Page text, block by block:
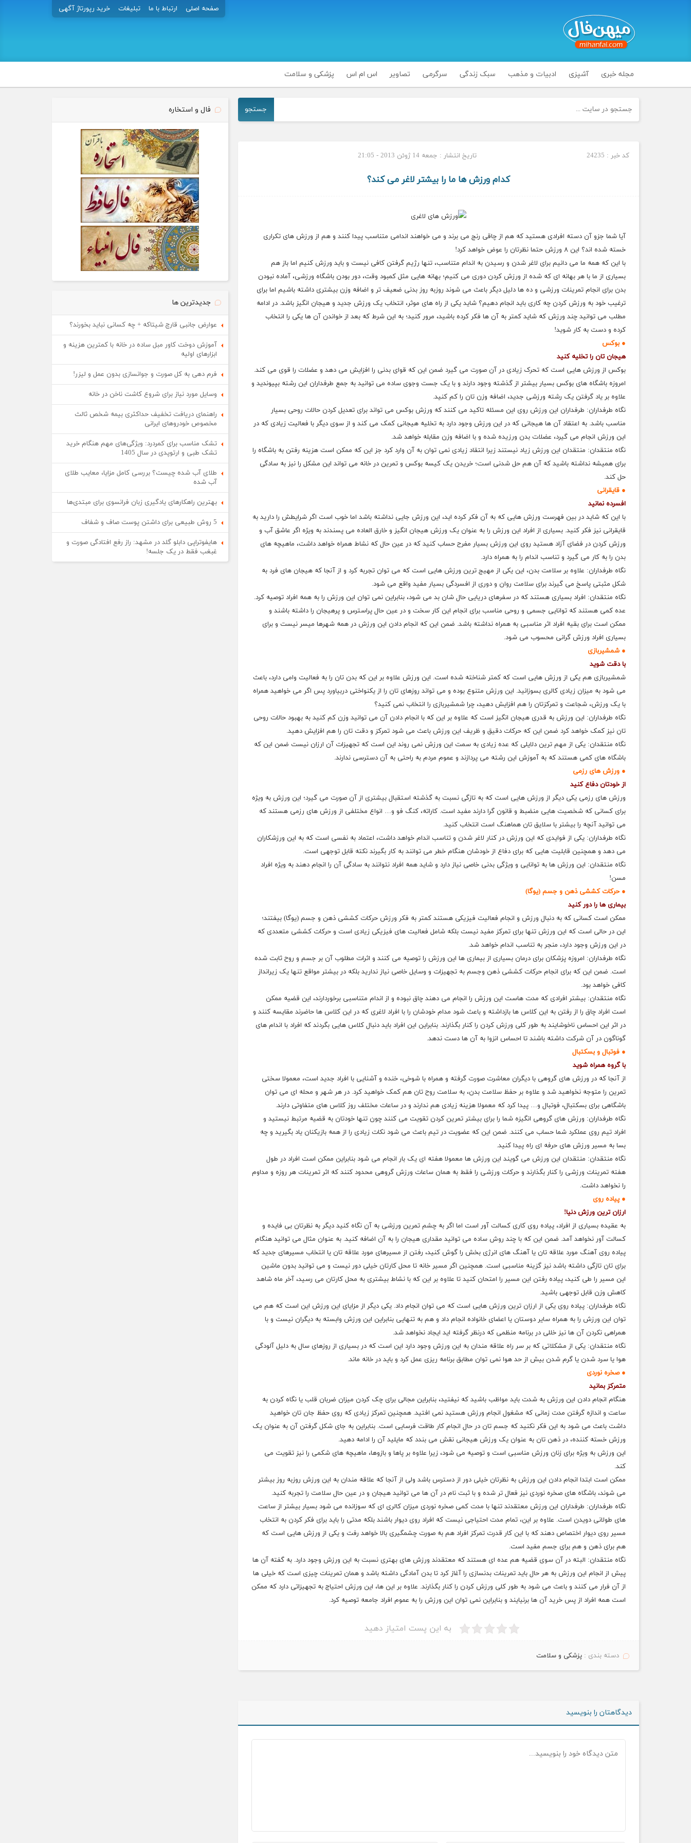
صفحه اصلی ارتباط با ما تبلیغات خرید رپورتاژ آگهی
مجله خبری آشپزی ادبیات و مذهب سبک زندگی سرگرمی تصاویر اس ام اس پزشکی و سلامت
جستجو
کد خبر : 24235 تاریخ انتشار : جمعه 14 ژوئن 2013 - 21:05
کدام ورزش ها ما را بیشتر لاغر می کند؟
آیا شما جزو آن دسته افرادی هستید که هم از چاقی رنج می برند و می خواهند اندامی متناسب پیدا کنند و هم از ورزش های تکراری
خسته شده اند؟ این ۸ ورزش حتما نظرتان را عوض خواهد کرد!
با این که همه ما می دانیم برای لاغر شدن و رسیدن به اندام متناسب، تنها رژیم گرفتن کافی نیست و باید ورزش کنیم اما باز هم
بسیاری از ما با هر بهانه ای که شده از ورزش کردن دوری می کنیم؛ بهانه هایی مثل کمبود وقت، دور بودن باشگاه ورزشی، آماده نبودن
بدن برای انجام تمرینات ورزشی و ده ها دلیل دیگر باعث می شوند روزبه روز بدنی ضعیف تر و اضافه وزن بیشتری داشته باشیم اما برای
ترغیب خود به ورزش کردن چه کاری باید انجام دهیم؟ شاید یکی از راه های موثر، انتخاب یک ورزش جدید و هیجان انگیز باشد. در ادامه
مطلب می توانید چند ورزش که شاید کمتر به آن ها فکر کرده باشید، مرور کنید؛ به این شرط که بعد از خواندن آن ها یکی را انتخاب
کرده و دست به کار شوید!
● بوکس
هیجان تان را تخلیه کنید
بوکس از ورزش هایی است که تحرک زیادی در آن صورت می گیرد ضمن این که قوای بدنی را افزایش می دهد و عضلات را قوی می کند.
امروزه باشگاه های بوکس بسیار بیشتر از گذشته وجود دارند و با یک جست وجوی ساده می توانید به جمع طرفداران این رشته بپیوندید و
علاوه بر یاد گرفتن یک رشته ورزشی جدید، اضافه وزن تان را کم کنید.
نگاه طرفداران: طرفداران این ورزش روی این مسئله تاکید می کنند که ورزش بوکس می تواند برای تعدیل کردن حالات روحی بسیار
مناسب باشد. به اعتقاد آن ها هیجانی که در این ورزش وجود دارد به تخلیه هیجانی کمک می کند و از سوی دیگر با فعالیت زیادی که در
این ورزش انجام می گیرد، عضلات بدن ورزیده شده و با اضافه وزن مقابله خواهد شد.
نگاه منتقدان: منتقدان این ورزش زیاد نیستند زیرا انتقاد زیادی نمی توان به آن وارد کرد جز این که ممکن است هزینه رفتن به باشگاه را
برای همیشه نداشته باشید که آن هم حل شدنی است؛ خریدن یک کیسه بوکس و تمرین در خانه می تواند این مشکل را نیز به سادگی
حل کند.
● قایقرانی
افسرده نمانید
با این که شاید در بین فهرست ورزش هایی که به آن فکر کرده اید، این ورزش جایی نداشته باشد اما خوب است اگر شرایطش را دارید به
قایقرانی نیز فکر کنید. بسیاری از افراد این ورزش را به عنوان یک ورزش هیجان انگیز و خارق العاده می پسندند به ویژه اگر عاشق آب و
ورزش کردن در فضای آزاد هستید روی این ورزش بسیار مفرح حساب کنید که در عین حال که نشاط همراه خواهد داشت، ماهیچه های
بدن را به کار می گیرد و تناسب اندام را به همراه دارد.
نگاه طرفداران: علاوه بر سلامت بدن، این یکی از مهیج ترین ورزش هایی است که می توان تجربه کرد و از آنجا که هیجان های فرد به
شکل مثبتی پاسخ می گیرند برای سلامت روان و دوری از افسردگی بسیار مفید واقع می شود.
نگاه منتقدان: افراد بسیاری هستند که در سفرهای دریایی حال شان بد می شود، بنابراین نمی توان این ورزش را به همه افراد توصیه کرد.
عده کمی هستند که توانایی جسمی و روحی مناسب برای انجام این کار سخت و در عین حال پراسترس و پرهیجان را داشته باشند و
ممکن است برای بقیه افراد اثر مناسبی به همراه نداشته باشد. ضمن این که انجام دادن این ورزش در همه شهرها میسر نیست و برای
بسیاری افراد ورزش گرانی محسوب می شود.
● شمشیربازی
با دقت شوید
شمشیربازی هم یکی از ورزش هایی است که کمتر شناخته شده است. این ورزش علاوه بر این که بدن تان را به فعالیت وامی دارد، باعث
می شود به میزان زیادی کالری بسوزانید. این ورزش متنوع بوده و می تواند روزهای تان را از یکنواختی دربیاورد پس اگر می خواهید همراه
با یک ورزش، شجاعت و تمرکزتان را هم افزایش دهید، چرا شمشیربازی را انتخاب نمی کنید؟
نگاه طرفداران: این ورزش به قدری هیجان انگیز است که علاوه بر این که با انجام دادن آن می توانید وزن کم کنید به بهبود حالات روحی
تان نیز کمک خواهد کرد ضمن این که حرکات دقیق و ظریف این ورزش باعث می شود تمرکز و دقت تان را هم افزایش دهید.
نگاه منتقدان: یکی از مهم ترین دلایلی که عده زیادی به سمت این ورزش نمی روند این است که تجهیزات آن ارزان نیست ضمن این که
باشگاه های کمی هستند که به آموزش این رشته می پردازند و عموم مردم به راحتی به آن دسترسی ندارند.
● ورزش های رزمی
از خودتان دفاع کنید
ورزش های رزمی یکی دیگر از ورزش هایی است که به تازگی نسبت به گذشته استقبال بیشتری از آن صورت می گیرد؛ این ورزش به ویژه
برای کسانی که شخصیت هایی منضبط و قانون گرا دارند مفید است. کاراته، کنگ فو و… انواع مختلفی از ورزش های رزمی هستند که
می توانید آنچه را بیشتر با سلایق تان هماهنگ است انتخاب کنید.
نگاه طرفداران: یکی از فوایدی که این ورزش در کنار لاغر شدن و تناسب اندام خواهد داشت، اعتماد به نفسی است که به این ورزشکاران
می دهد و همچنین قابلیت هایی که برای دفاع از خودشان هنگام خطر می توانند به کار بگیرند نکته قابل توجهی است.
نگاه منتقدان: این ورزش ها به توانایی و ویژگی بدنی خاصی نیاز دارد و شاید همه افراد نتوانند به سادگی آن را انجام دهند به ویژه افراد
مسن!
● حرکات کششی ذهن و جسم (یوگا)
بیماری ها را دور کنید
ممکن است کسانی که به دنبال ورزش و انجام فعالیت فیزیکی هستند کمتر به فکر ورزش حرکات کششی ذهن و جسم (یوگا) بیفتند؛
این در حالی است که این ورزش تنها برای تمرکز مفید نیست بلکه شامل فعالیت های فیزیکی زیادی است و حرکات کششی متعددی که
در این ورزش وجود دارد، منجر به تناسب اندام خواهد شد.
نگاه طرفداران: امروزه پزشکان برای درمان بسیاری از بیماری ها این ورزش را توصیه می کنند و اثرات مطلوب آن بر جسم و روح ثابت شده
است. ضمن این که برای انجام حرکات کششی ذهن وجسم به تجهیزات و وسایل خاصی نیاز ندارید بلکه در بیشتر مواقع تنها یک زیرانداز
کافی خواهد بود.
نگاه منتقدان: بیشتر افرادی که مدت هاست این ورزش را انجام می دهند چاق نبوده و از اندام متناسبی برخوردارند، این قضیه ممکن
است افراد چاق را از رفتن به این کلاس ها بازداشته و باعث شود مدام خودشان را با افراد لاغری که در این کلاس ها حاضرند مقایسه کنند و
در اثر این احساس ناخوشایند به طور کلی ورزش کردن را کنار بگذارند. بنابراین این افراد باید دنبال کلاس هایی بگردند که افراد با اندام های
گوناگون در آن شرکت داشته باشند تا احساس انزوا به آن ها دست ندهد.
● فوتبال و بسکتبال
با گروه همراه شوید
از آنجا که در ورزش های گروهی با دیگران معاشرت صورت گرفته و همراه با شوخی، خنده و آشنایی با افراد جدید است، معمولا سختی
تمرین را متوجه نخواهید شد و علاوه بر حفظ سلامت بدن، به سلامت روح تان هم کمک خواهید کرد. در هر شهر و محله ای می توان
باشگاهی برای بسکتبال، فوتبال و… پیدا کرد که معمولا هزینه زیادی هم ندارند و در ساعات مختلف روز کلاس های متفاوتی دارند.
نگاه طرفداران: ورزش های گروهی انگیزه شما را برای بیشتر تمرین کردن تقویت می کنند چون تنها خودتان به قضیه مرتبط نیستید و
افراد تیم روی عملکرد شما حساب می کنند. ضمن این که عضویت در تیم باعث می شود نکات زیادی را از همه بازیکنان یاد بگیرید و چه
بسا به مسیر ورزش های حرفه ای راه پیدا کنید.
نگاه منتقدان: منتقدان این ورزش می گویند این ورزش ها معمولا هفته ای یک بار انجام می شود بنابراین ممکن است افراد در طول
هفته تمرینات ورزشی را کنار بگذارند و حرکات ورزشی را فقط به همان ساعات ورزش گروهی محدود کنند که اثر تمرینات هر روزه و مداوم
را نخواهد داشت.
● پیاده روی
ارزان ترین ورزش دنیا!
به عقیده بسیاری از افراد، پیاده روی کاری کسالت آور است اما اگر به چشم تمرین ورزشی به آن نگاه کنید دیگر به نظرتان بی فایده و
کسالت آور نخواهد آمد. ضمن این که با چند روش ساده می توانید مقداری هیجان را به آن اضافه کنید. به عنوان مثال می توانید هنگام
پیاده روی آهنگ مورد علاقه تان یا آهنگ های انرژی بخش را گوش کنید، رفتن از مسیرهای مورد علاقه تان یا انتخاب مسیرهای جدید که
برای تان تازگی داشته باشد نیز گزینه مناسبی است. همچنین اگر مسیر خانه تا محل کارتان خیلی دور نیست و می توانید بدون ماشین
این مسیر را طی کنید، پیاده رفتن این مسیر را امتحان کنید تا علاوه بر این که با نشاط بیشتری به محل کارتان می رسید، آخر ماه شاهد
کاهش وزن قابل توجهی باشید.
نگاه طرفداران: پیاده روی یکی از ارزان ترین ورزش هایی است که می توان انجام داد. یکی دیگر از مزایای این ورزش این است که هم می
توان این ورزش را به همراه سایر دوستان یا اعضای خانواده انجام داد و هم به تنهایی بنابراین این ورزش وابسته به دیگران نیست و با
همراهی نکردن آن ها نیز خللی در برنامه منظمی که درنظر گرفته اید ایجاد نخواهد شد.
نگاه منتقدان: یکی از مشکلاتی که بر سر راه علاقه مندان به این ورزش وجود دارد این است که در بسیاری از روزهای سال به دلیل آلودگی
هوا یا سرد شدن یا گرم شدن بیش از حد هوا نمی توان مطابق برنامه ریزی عمل کرد و باید در خانه ماند.
● صخره نوردی
متمرکز بمانید
هنگام انجام دادن این ورزش به شدت باید مواظب باشید که نیفتید، بنابراین مجالی برای چک کردن میزان ضربان قلب یا نگاه کردن به
ساعت و اندازه گرفتن مدت زمانی که مشغول انجام ورزش هستید نمی افتید. همچنین تمرکز زیادی که روی حفظ جان تان خواهید
داشت باعث می شود به این فکر نکنید که جسم تان در حال انجام کار طاقت فرسایی است. بنابراین به جای شکل گرفتن آن به عنوان یک
ورزش خسته کننده، در ذهن تان به عنوان یک ورزش هیجانی نقش می بندد که مایلید آن را ادامه دهید.
این ورزش به ویژه برای زنان ورزش مناسبی است و توصیه می شود، زیرا علاوه بر پاها و بازوها، ماهیچه های شکمی را نیز تقویت می
کند.
ممکن است ابتدا انجام دادن این ورزش به نظرتان خیلی دور از دسترس باشد ولی از آنجا که علاقه مندان به این ورزش روزبه روز بیشتر
می شوند، باشگاه های صخره نوردی نیز فعال تر شده و با ثبت نام در آن ها می توانید هیجان و در عین حال سلامت را تجربه کنید.
نگاه طرفداران: طرفداران این ورزش معتقدند تنها با مدت کمی صخره نوردی میزان کالری ای که سوزانده می شود بسیار بیشتر از ساعت
های طولانی دویدن است. علاوه بر این، تمام مدت احتیاجی نیست که افراد روی دیوار باشند بلکه مدتی را باید برای فکر کردن به انتخاب
مسیر روی دیوار اختصاص دهند که با این کار قدرت تمرکز افراد هم به صورت چشمگیری بالا خواهد رفت و یکی از ورزش هایی است که
هم برای ذهن و هم برای جسم مفید است.
نگاه منتقدان: البته در آن سوی قضیه هم عده ای هستند که معتقدند ورزش های بهتری نسبت به این ورزش وجود دارد. به گفته آن ها
پیش از انجام این ورزش به هر حال باید تمرینات بدنسازی را آغاز کرد تا بدن آمادگی داشته باشد و همان تمرینات چیزی است که خیلی ها
از آن فرار می کنند و باعث می شود به طور کلی ورزش کردن را کنار بگذارند. علاوه بر این ها، این ورزش احتیاج به تجهیزاتی دارد که ممکن
است همه افراد از پس خرید آن ها برنیایند و بنابراین نمی توان این ورزش را به عموم افراد جامعه توصیه کرد.
به این پست امتیاز دهید
دسته بندی :پزشکی و سلامت
دیدگاهتان را بنویسید
فال و استخاره
جدیدترین ها
عوارض جانبی قارچ شیتاکه + چه کسانی نباید بخورند؟
آموزش دوخت کاور مبل ساده در خانه با کمترین هزینه و
ابزارهای اولیه
فرم دهی به کل صورت و جوانسازی بدون عمل و لیزر!
وسایل مورد نیاز برای شروع کاشت ناخن در خانه
راهنمای دریافت تخفیف حداکثری بیمه شخص ثالث
مخصوص خودروهای ایرانی
تشک مناسب برای کمردرد: ویژگی‌های مهم هنگام خرید
تشک طبی و ارتوپدی در سال 1405
طلای آب شده چیست؟ بررسی کامل مزایا، معایب طلای
آب شده
بهترین راهکارهای یادگیری زبان فرانسوی برای مبتدی‌ها
5 روش طبیعی برای داشتن پوست صاف و شفاف
هایفوتراپی دابلو گلد در مشهد: راز رفع افتادگی صورت و
غبغب فقط در یک جلسه!